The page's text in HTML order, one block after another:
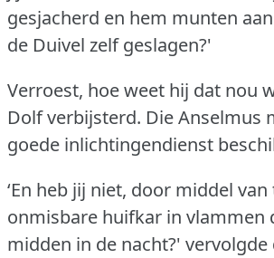
gesjacherd en hem munten
de Duivel zelf geslagen?'
Verroest, hoe weet hij dat nou
Dolf verbijsterd. Die Anselmus
goede inlichtingendienst
‘En heb jij niet, door middel
onmisbare huifkar in vlammen
midden in de nacht?'